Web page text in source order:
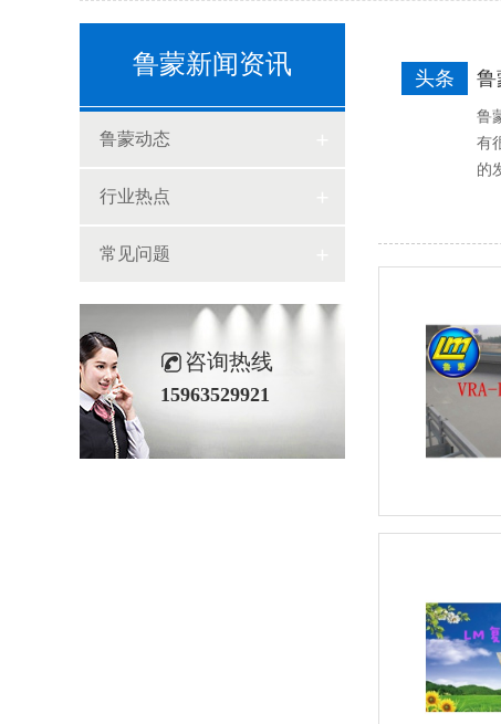
鲁蒙新闻资讯
鲁蒙动态
行业热点
常见问题
咨询热线
15963529921
鲁
头条
鲁
有
的